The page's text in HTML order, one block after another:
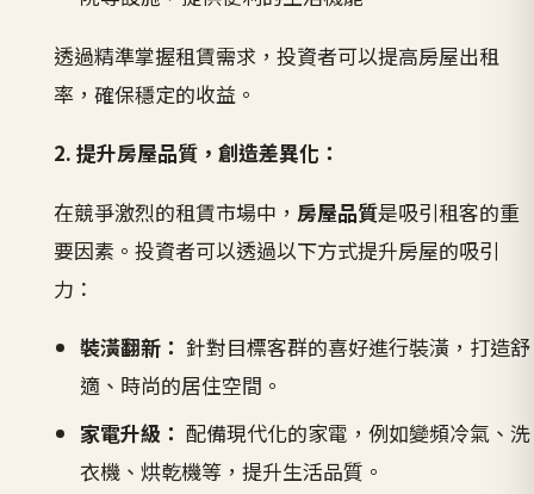
透過精準掌握租賃需求，投資者可以提高房屋出租
率，確保穩定的收益。
2. 提升房屋品質，創造差異化：
在競爭激烈的租賃市場中， 房屋品質是吸引租客的重
要因素。投資者可以透過以下方式提升房屋的吸引
力：
裝潢翻新： 針對目標客群的喜好進行裝潢，打造舒
適、時尚的居住空間。
家電升級： 配備現代化的家電，例如變頻冷氣、洗
衣機、烘乾機等，提升生活品質。